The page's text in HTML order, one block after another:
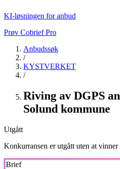
KI-løsningen for anbud
Prøv Cobrief Pro
Anbudssøk
/
KYSTVERKET
/
Riving av DGPS
Solund kommune
Utgått
Konkurransen er utgått uten at vinner
Brief